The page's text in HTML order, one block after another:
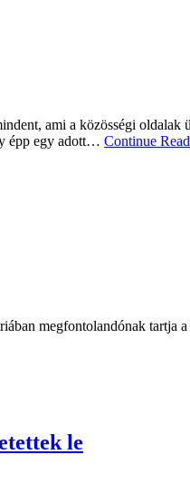
ami a közösségi
épp egy adott… Continue
megfontolandónak tartja
le